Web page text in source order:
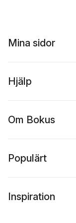
Mina sidor
Hjälp
Om Bokus
Populärt
Inspiration